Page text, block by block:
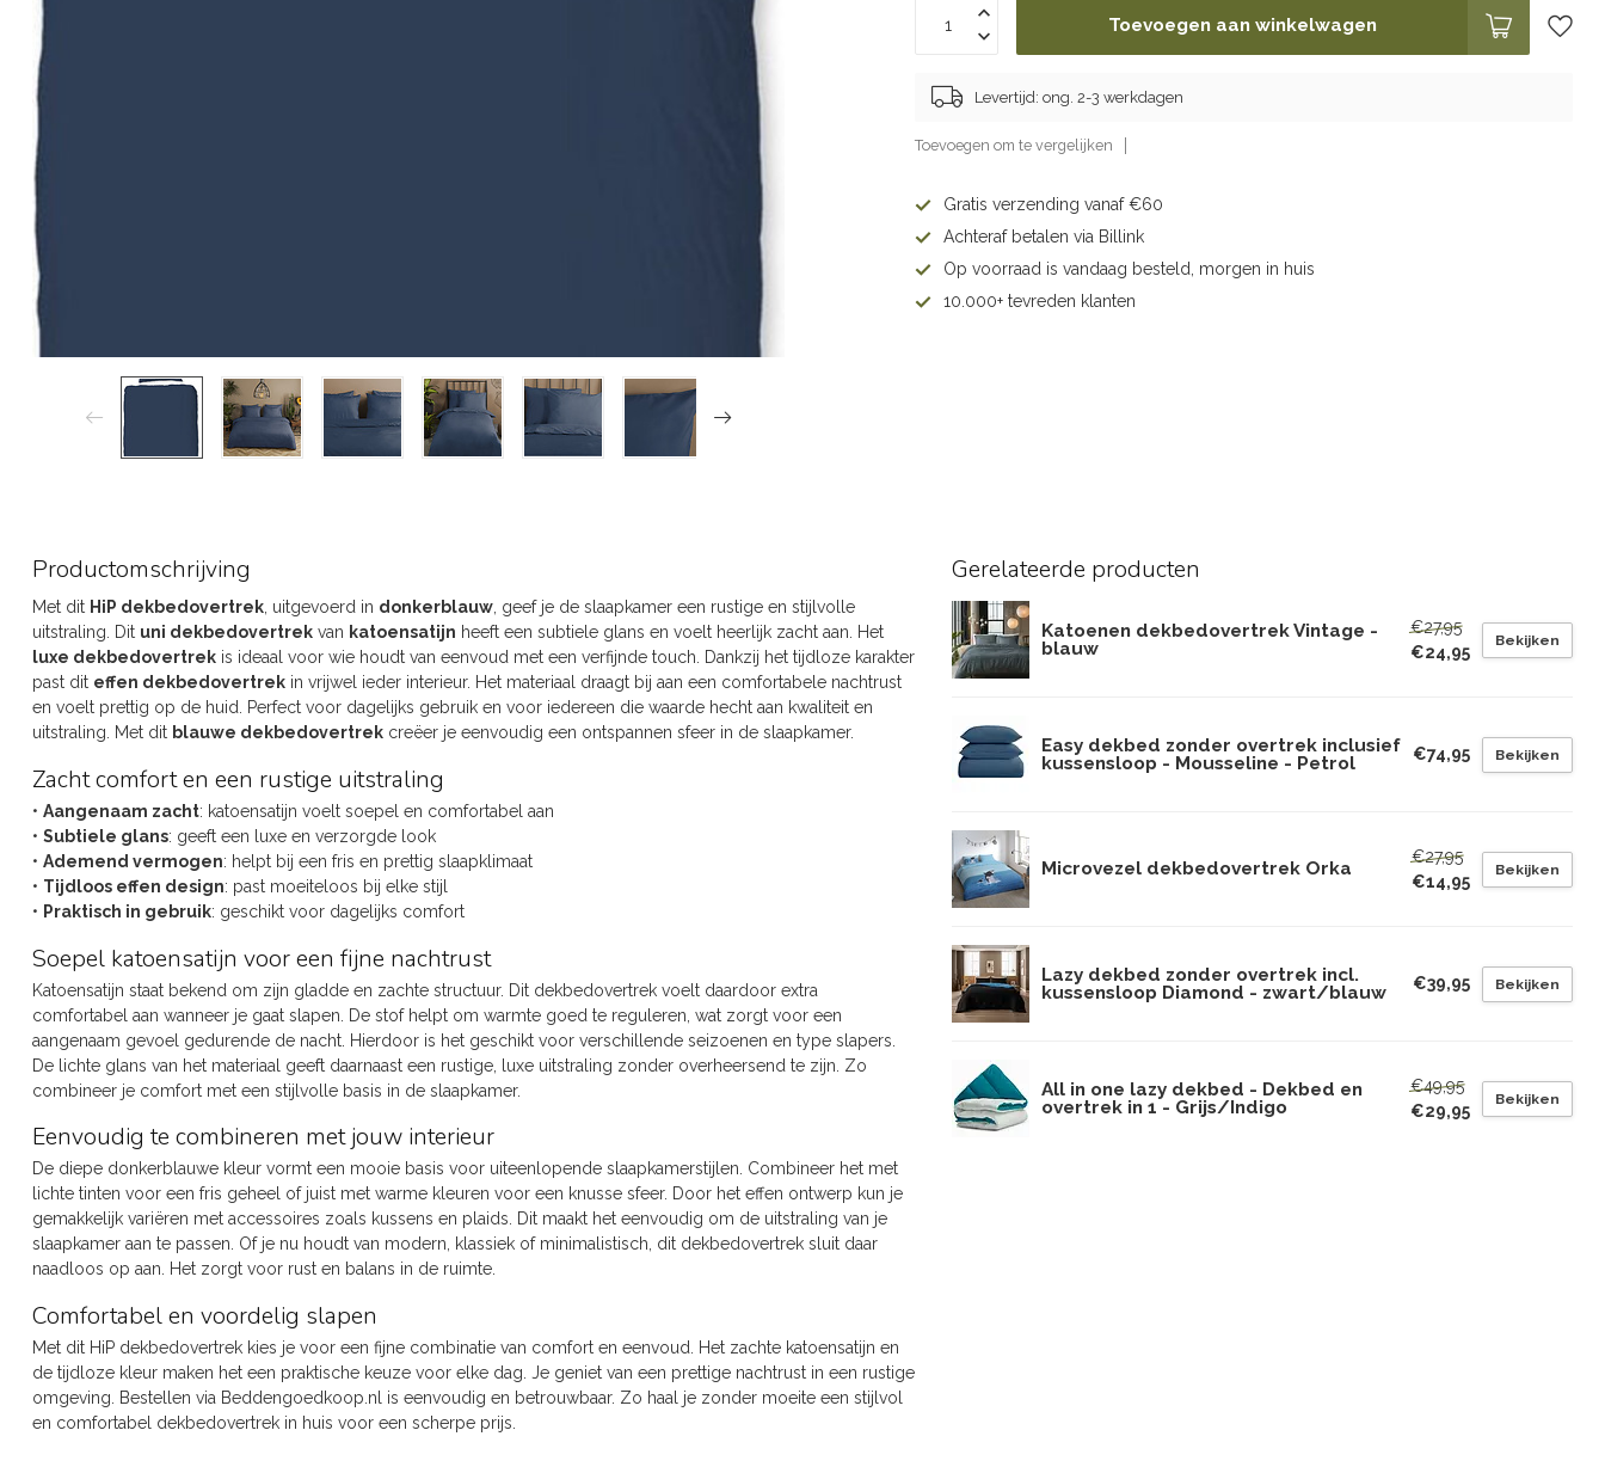
Toevoegen aan winkelwagen
Levertijd: ong. 2-3 werkdagen
Toevoegen om te vergelijken
Gratis verzending vanaf €60
Achteraf betalen via Billink
Op voorraad is vandaag besteld, morgen in huis
10.000+ tevreden klanten
Productomschrijving
Met dit HiP dekbedovertrek , uitgevoerd in donkerblauw , geef je de slaapkamer een rustige en stijlvolle
uitstraling. Dit uni dekbedovertrek van katoensatijn heeft een subtiele glans en voelt heerlijk zacht aan. Het
luxe dekbedovertrek is ideaal voor wie houdt van eenvoud met een verfijnde touch. Dankzij het tijdloze karakter
past dit effen dekbedovertrek in vrijwel ieder interieur. Het materiaal draagt bij aan een comfortabele nachtrust
en voelt prettig op de huid. Perfect voor dagelijks gebruik en voor iedereen die waarde hecht aan kwaliteit en
uitstraling. Met dit blauwe dekbedovertrek creëer je eenvoudig een ontspannen sfeer in de slaapkamer.
Zacht comfort en een rustige uitstraling
• Aangenaam zacht: katoensatijn voelt soepel en comfortabel aan
• Subtiele glans: geeft een luxe en verzorgde look
• Ademend vermogen: helpt bij een fris en prettig slaapklimaat
• Tijdloos effen design: past moeiteloos bij elke stijl
• Praktisch in gebruik: geschikt voor dagelijks comfort
Soepel katoensatijn voor een fijne nachtrust
Katoensatijn staat bekend om zijn gladde en zachte structuur. Dit dekbedovertrek voelt daardoor extra
comfortabel aan wanneer je gaat slapen. De stof helpt om warmte goed te reguleren, wat zorgt voor een
aangenaam gevoel gedurende de nacht. Hierdoor is het geschikt voor verschillende seizoenen en type slapers.
De lichte glans van het materiaal geeft daarnaast een rustige, luxe uitstraling zonder overheersend te zijn. Zo
combineer je comfort met een stijlvolle basis in de slaapkamer.
Eenvoudig te combineren met jouw interieur
De diepe donkerblauwe kleur vormt een mooie basis voor uiteenlopende slaapkamerstijlen. Combineer het met
lichte tinten voor een fris geheel of juist met warme kleuren voor een knusse sfeer. Door het effen ontwerp kun je
gemakkelijk variëren met accessoires zoals kussens en plaids. Dit maakt het eenvoudig om de uitstraling van je
slaapkamer aan te passen. Of je nu houdt van modern, klassiek of minimalistisch, dit dekbedovertrek sluit daar
naadloos op aan. Het zorgt voor rust en balans in de ruimte.
Comfortabel en voordelig slapen
Met dit HiP dekbedovertrek kies je voor een fijne combinatie van comfort en eenvoud. Het zachte katoensatijn en
de tijdloze kleur maken het een praktische keuze voor elke dag. Je geniet van een prettige nachtrust in een rustige
omgeving. Bestellen via Beddengoedkoop.nl is eenvoudig en betrouwbaar. Zo haal je zonder moeite een stijlvol
en comfortabel dekbedovertrek in huis voor een scherpe prijs.
Gerelateerde producten
Katoenen dekbedovertrek Vintage -
blauw
€27,95
€24,95
Bekijken
Easy dekbed zonder overtrek inclusief
kussensloop - Mousseline - Petrol
€74,95 Bekijken
Microvezel dekbedovertrek Orka
€27,95
€14,95
Bekijken
Lazy dekbed zonder overtrek incl.
kussensloop Diamond - zwart/blauw
€39,95 Bekijken
All in one lazy dekbed - Dekbed en
overtrek in 1 - Grijs/Indigo
€49,95
€29,95
Bekijken